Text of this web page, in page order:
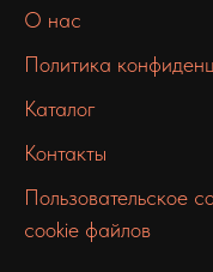
О нас
Политика
Каталог
Контакты
Пользовательское
cookie файлов